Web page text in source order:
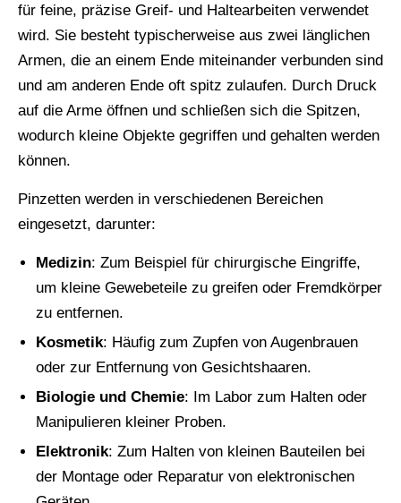
für feine, präzise Greif- und Haltearbeiten verwendet
wird. Sie besteht typischerweise aus zwei länglichen
Armen, die an einem Ende miteinander verbunden sind
und am anderen Ende oft spitz zulaufen. Durch Druck
auf die Arme öffnen und schließen sich die Spitzen,
wodurch kleine Objekte gegriffen und gehalten werden
können.
Pinzetten werden in verschiedenen Bereichen
eingesetzt, darunter:
Medizin: Zum Beispiel für chirurgische Eingriffe,
um kleine Gewebeteile zu greifen oder Fremdkörper
zu entfernen.
Kosmetik: Häufig zum Zupfen von Augenbrauen
oder zur Entfernung von Gesichtshaaren.
Biologie und Chemie: Im Labor zum Halten oder
Manipulieren kleiner Proben.
Elektronik: Zum Halten von kleinen Bauteilen bei
der Montage oder Reparatur von elektronischen